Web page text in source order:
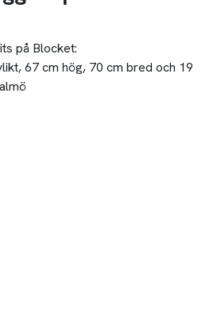
på Blocket:
67 cm hög, 70 cm bred och 19